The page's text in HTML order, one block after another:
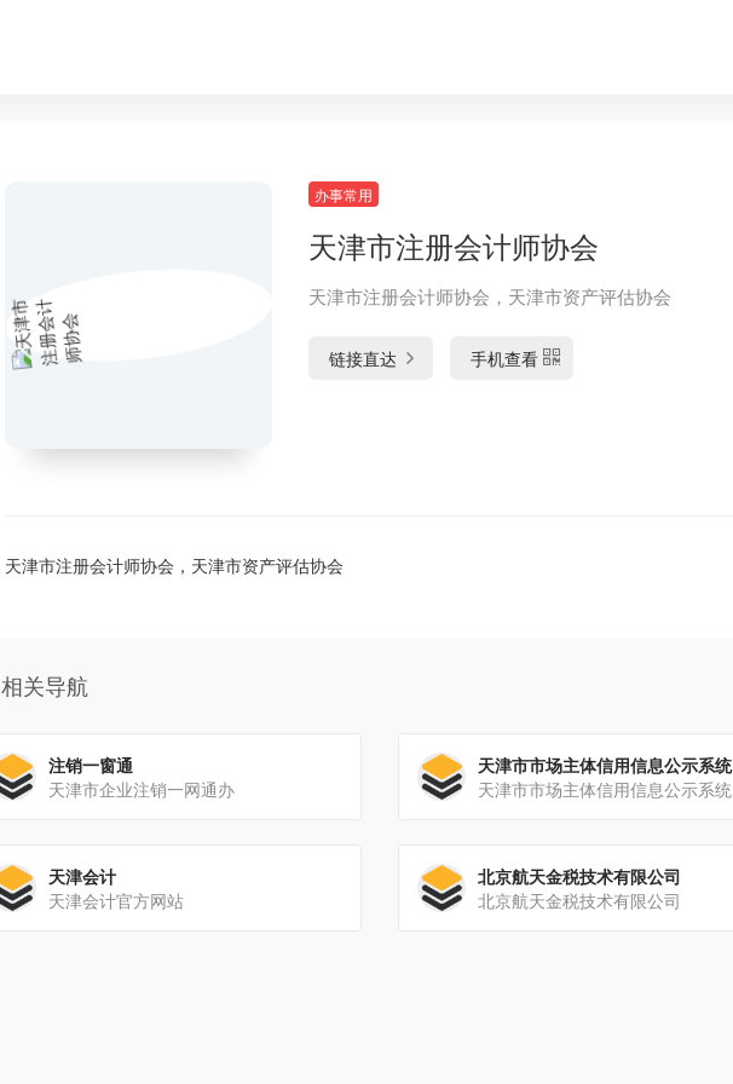
办事常用
天津市注册会计师协会
天津市注册会计师协会，天津市资产评估协会
链接直达 手机查看
天津市注册会计师协会，天津市资产评估协会
相关导航
注销一窗通
天津市企业注销一网通办
天津市市场主体信用信息公示系统
天津市市场主体信用信息公示系统
天津会计
天津会计官方网站
北京航天金税技术有限公司
北京航天金税技术有限公司